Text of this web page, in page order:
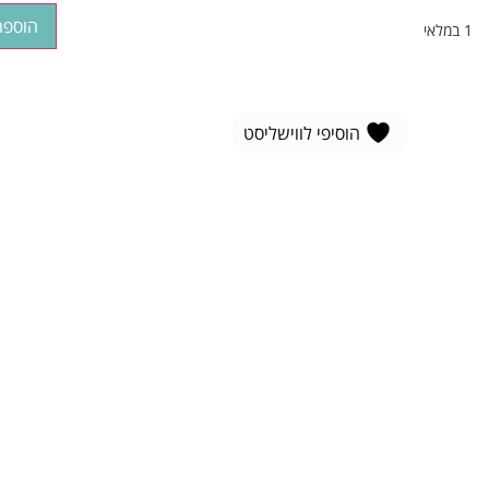
1 במלאי
הוסיפי לווישליסט